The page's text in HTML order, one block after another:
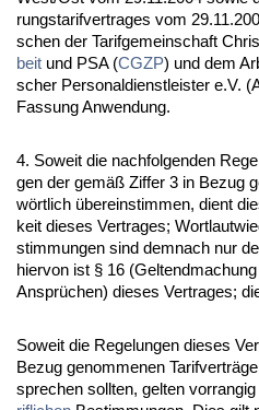
rungs­ta­rif­ver­tra­ges vom
schen der Ta­rif­ge­mein­schaft
beit und PSA (CG­ZP) und dem
scher Per­so­nal­dienst­leis­ter e.V.
Fas­sung An­wen­dung.
4. So­weit die nach­fol­gen­den
gen der gemäß Zif­fer 3 in Be­zug
wört­lich übe­rein­stim­men, dient
keit die­ses Ver­tra­ges;
stim­mun­gen sind dem­nach nur
hier­von ist § 16
Ansprüchen) die­ses Ver­tra­ges;
So­weit die Re­ge­lun­gen die­ses
Be­zug ge­nom­me­nen
spre­chen soll­ten, gel­ten